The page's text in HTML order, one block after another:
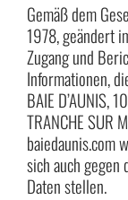
Gemäß dem
1978, geändert
Zugang und
Informationen,
BAIE D’AUNIS,
TRANCHE SUR
baiedaunis.com
sich auch
Daten stellen.